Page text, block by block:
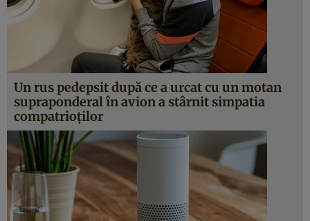
Un rus pedepsit după ce a urcat cu un motan
supraponderal în avion a stârnit simpatia
compatrioţilor